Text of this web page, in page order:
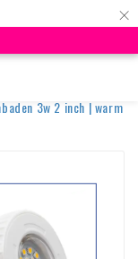
×
Zwembadlampen
3w 2 inch | warm